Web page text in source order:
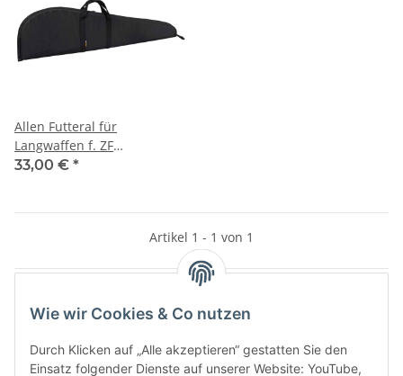
Wie wir Cookies & Co nutzen
Durch Klicken auf „Alle akzeptieren“ gestatten Sie den
Einsatz folgender Dienste auf unserer Website: YouTube,
Allen Futteral für
Langwaffen f. ZF
abschliessbar
33,00 € *
Artikel 1 - 1 von 1